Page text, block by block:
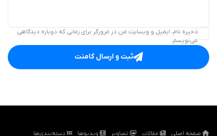
ذخیره نام، ایمیل و وبسایت من در مرورگر برای زمانی که دوباره دیدگاهی
می‌نویسم.
ثبت و ارسال کامنت
صفحه اصلی مقالات تصاویر ویدیوها دسته‌بندی‌ها